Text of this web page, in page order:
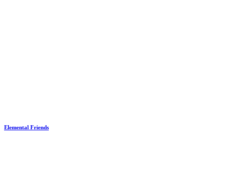
Elemental Friends